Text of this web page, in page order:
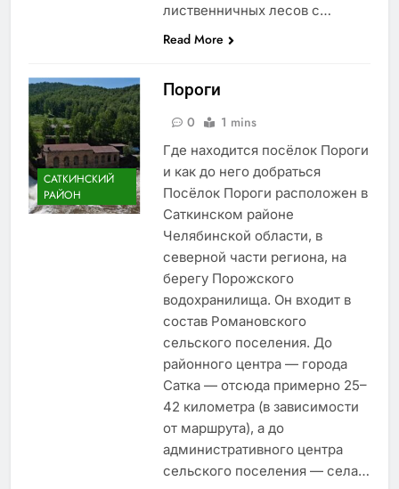
лиственничных лесов с…
Read More
САТКИНСКИЙ
РАЙОН
Пороги
0 1 mins
Где находится посёлок Пороги
и как до него добраться
Посёлок Пороги расположен в
Саткинском районе
Челябинской области, в
северной части региона, на
берегу Порожского
водохранилища. Он входит в
состав Романовского
сельского поселения. До
районного центра — города
Сатка — отсюда примерно 25–
42 километра (в зависимости
от маршрута), а до
административного центра
сельского поселения — села…